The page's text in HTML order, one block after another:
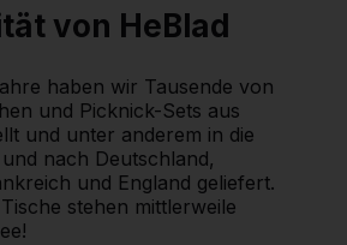
von HeBlad
haben wir Tausende von
und Picknick-Sets aus
und unter anderem in die
nach Deutschland,
und England geliefert.
stehen mittlerweile